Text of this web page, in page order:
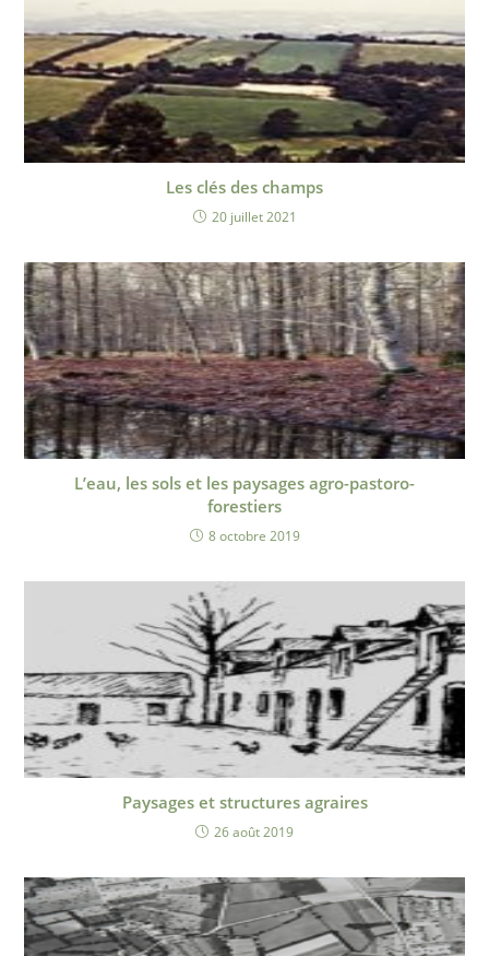
Les clés des champs
20 juillet 2021
L’eau, les sols et les paysages agro-pastoro-
forestiers
8 octobre 2019
Paysages et structures agraires
26 août 2019